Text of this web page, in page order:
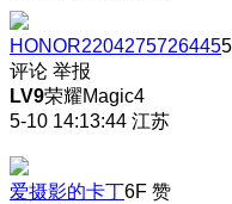
HONOR2204275726445
评论 举报
LV9荣耀Magic4
5-10 14:13:44 江苏
爱摄影的卡丁6F 赞